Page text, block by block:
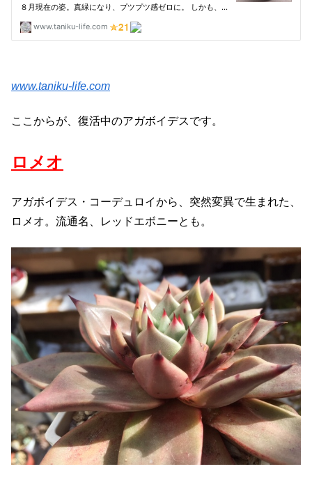
www.taniku-life.com
ここからが、復活中のアガボイデスです。
ロメオ
アガボイデス・コーデュロイから、突然変異で生まれた、
ロメオ。流通名、レッドエボニーとも。